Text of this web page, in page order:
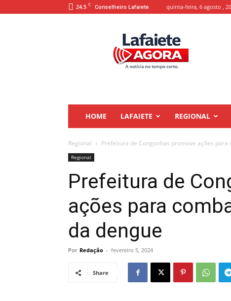
24.5 C Conselheiro Lafaiete quinta-feira, 6 agosto ,
HOME LAFAIETE REGIONAL
Regional Prefeitura de Congonhas promove ações
Regional
Prefeitura de
ações para
da dengue
Por Redação - fevereiro 5, 2024
Share